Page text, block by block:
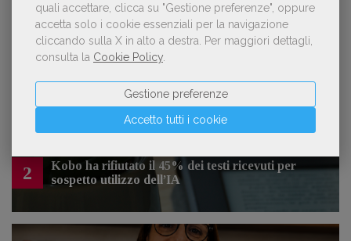
quali accettare, clicca su "Gestione preferenze", oppure
accetta solo i cookie essenziali per la navigazione
cliccando sulla X in alto a destra.
Per maggiori dettagli,
consulta la Cookie Policy
Accetto tutti i cookie
Gestione preferenze
LE PIÙ LETTE
sull’intelligenza artificiale
2
Kobo ha rifiutato il 45% dei testi ricevuti per
sospetto utilizzo dell’IA